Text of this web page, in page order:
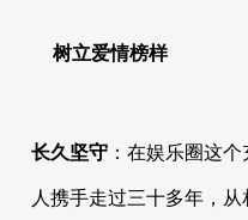
树立爱情榜样
长久坚守：在娱乐圈这
人携手走过三十多年，